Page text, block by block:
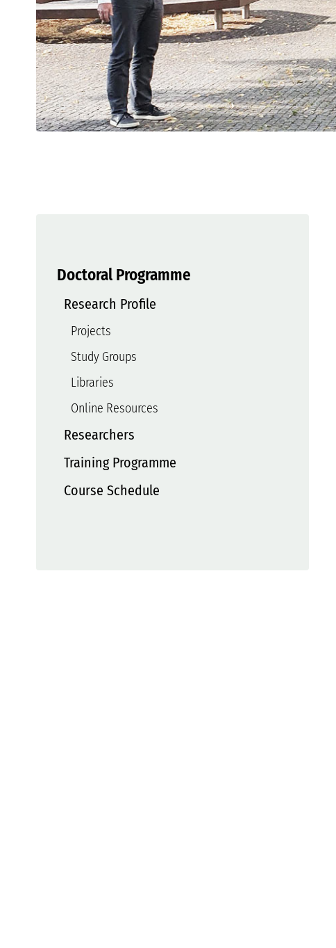
Doctoral Programme
Research Profile
Projects
Study Groups
Libraries
Online Resources
Researchers
Training Programme
Course Schedule